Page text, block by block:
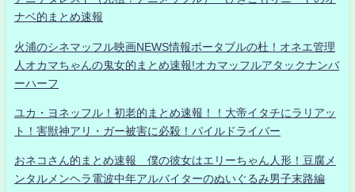
ナベ的まとめ速報
火浦のシネマッフル映画NEWS情報ポータブルの杜！オネエ管理
人オカマちゃんの鬼女的まとめ速報!オカマッフルアタックナンバ
ーハーフ
ユカ・ヨネッフル！初老的まとめ速報！！大帝イタチにラリアッ
ト！害獣神アリ・ガー被害に必殺！パイルドライバー
おネコさん的まとめ速報 僕の彼女はエリーちゃん人形！豆腐メ
ンタルメンヘラ電波中年アルバイターのぬいぐるみ男子末路編